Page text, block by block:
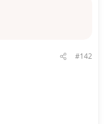
#142